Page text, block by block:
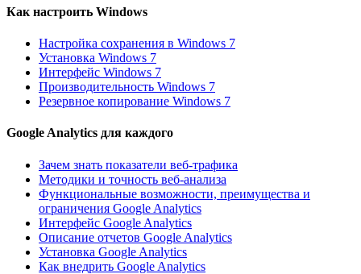
Как настроить Windows
Настройка сохранения в Windows 7
Установка Windows 7
Интерфейс Windows 7
Производительность Windows 7
Резервное копирование Windows 7
Google Analytics для каждого
Зачем знать показатели веб-трафика
Методики и точность веб-анализа
Функциональные возможности, преимущества и
ограничения Google Analytics
Интерфейс Google Analytics
Описание отчетов Google Analytics
Установка Google Analytics
Как внедрить Google Analytics